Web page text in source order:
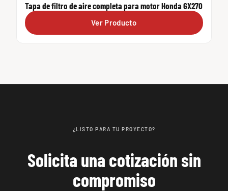
Tapa de filtro de aire completa para motor Honda GX270
Ver Producto
¿LISTO PARA TU PROYECTO?
Solicita una cotización sin
compromiso